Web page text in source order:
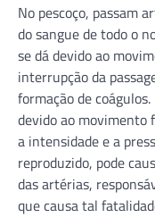
No pescoço, passam
do sangue de todo o
se dá devido ao
interrupção da
formação de
devido ao movimento
a intensidade e a
reproduzido, pode
das artérias,
que causa tal